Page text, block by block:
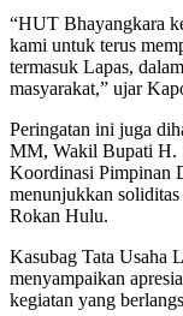
“HUT Bhayangkara
kami untuk terus
termasuk Lapas,
masyarakat,” ujar
Peringatan ini juga
MM, Wakil Bupati H.
Koordinasi Pimpinan
menunjukkan
Rokan Hulu.
Kasubag Tata Usaha
menyampaikan
kegiatan yang